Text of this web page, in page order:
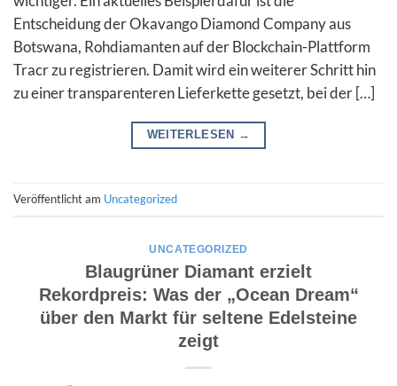
Entscheidung der Okavango Diamond Company aus
Botswana, Rohdiamanten auf der Blockchain-Plattform
Tracr zu registrieren. Damit wird ein weiterer Schritt hin
zu einer transparenteren Lieferkette gesetzt, bei der […]
WEITERLESEN →
Veröffentlicht am Uncategorized
UNCATEGORIZED
Blaugrüner Diamant erzielt
Rekordpreis: Was der „Ocean Dream“
über den Markt für seltene Edelsteine
zeigt